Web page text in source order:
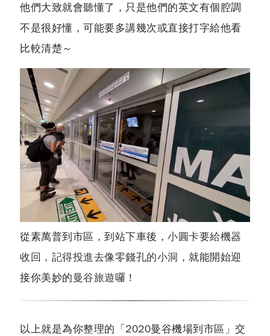
他們大致就會聽懂了，只是他們的英文有個腔調
不是很好懂，可能要多講幾次或直接打字給他看
比較清楚～
從素萬普到市區，到站下車後， 小圓卡要給機器
收回，記得投進去像零錢孔的小洞 ，就能開始迎
接你美妙的曼谷旅遊囉！
以上就是為你整理的「2020曼谷機場到市區」交